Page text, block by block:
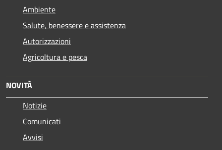
Ambiente
Salute, benessere e assistenza
Autorizzazioni
Agricoltura e pesca
NOVITÀ
Notizie
Comunicati
Avvisi